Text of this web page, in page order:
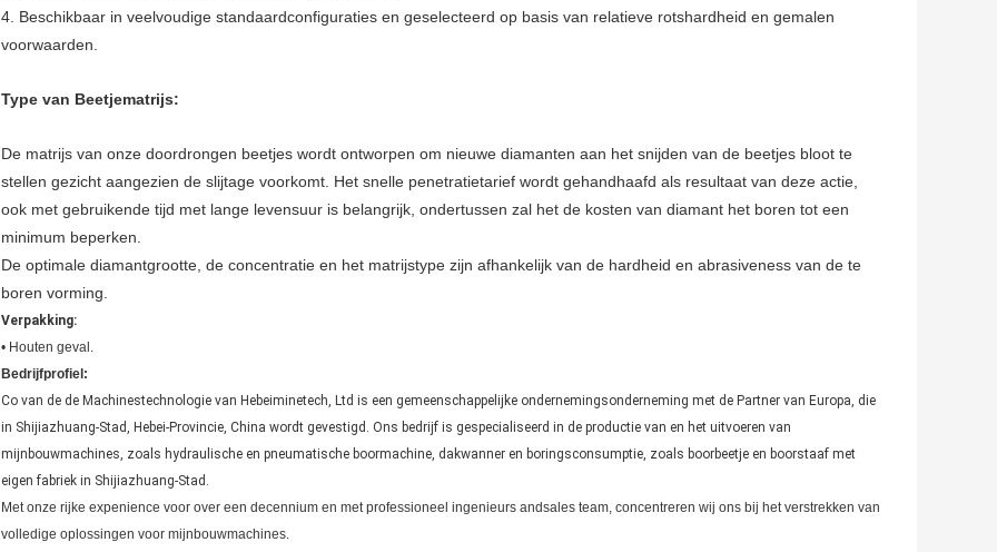
4. Beschikbaar in veelvoudige standaardconfiguraties en geselecteerd op basis van relatieve rotshardheid en gemalen
voorwaarden.
Type van Beetjematrijs:
De matrijs van onze doordrongen beetjes wordt ontworpen om nieuwe diamanten aan het snijden van de beetjes bloot te
stellen gezicht aangezien de slijtage voorkomt. Het snelle penetratietarief wordt gehandhaafd als resultaat van deze actie,
ook met gebruikende tijd met lange levensuur is belangrijk, ondertussen zal het de kosten van diamant het boren tot een
minimum beperken.
De optimale diamantgrootte, de concentratie en het matrijstype zijn afhankelijk van de hardheid en abrasiveness van de te
boren vorming.
Verpakking:
• Houten geval.
Bedrijfprofiel:
Co van de de Machinestechnologie van Hebeiminetech, Ltd is een gemeenschappelijke ondernemingsonderneming met de Partner van Europa, die
in Shijiazhuang-Stad, Hebei-Provincie, China wordt gevestigd. Ons bedrijf is gespecialiseerd in de productie van en het uitvoeren van
mijnbouwmachines, zoals hydraulische en pneumatische boormachine, dakwanner en boringsconsumptie, zoals boorbeetje en boorstaaf met
eigen fabriek in Shijiazhuang-Stad.
Met onze rijke expenience voor over een decennium en met professioneel ingenieurs andsales team, concentreren wij ons bij het verstrekken van
volledige oplossingen voor mijnbouwmachines.